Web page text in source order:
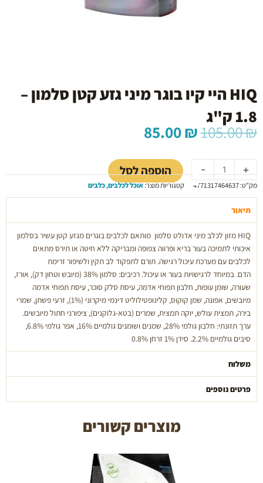
HIQ היי קיו בוגר מיני גזע קטן סלמון –
1.8 ק"ג
105.00₪ המחיר
המקורי
היה:
105.00 ₪.
85.00₪
הוא:
85.00 ₪. -
של
HIQ
היי
קיו
מיני
גזע
קטן
סלמון
-
1.8
ק"ג
+ הוספה לסל
מק"ט:4771317464637 קטגוריות מוצר:אוכל לכלבים,כלבים
תיאור
HIQ מזון לכלב מיני אדולט סלמון מותאם לכלבים בוגרים מגזע קטן עשיר בסלמון
איכותי לתמיכה בעור בריא ופרווה צפופה ומבריקה ללא חיטה או תירס מתאים
לכלבים עם מערכת עיכול רגישה. תורם לתפקוד לב תקין ולשיפור זרימת
הדם. במיוחד לרגישויות בעור או עיכול. רכיבים: סלמון 38% (מיובש וטחון דק), אורז,
שעורה, שומן עופות, חלבון תפוחי אדמה, עיסת סלק סוכר, עיסת תפוחי אדמה
מיובשים, אפונה, שמן קוקוס, קלינופטילוליט דינמי מיקרוני (1%), זרעי פשתן, שמרי
בירה, תמצית עולש, יוקה תמצית, שמרים (בטא-גלוקנים), ציפורני חתול מיובשים.
ערך תזונתי: חלבון גולמי 28%, שמנים ושומנים גולמיים 16%, אפר גולמי 6.8%,
סיבים גולמיים 2.2%. סידן 1% זרחן 0.8%
משלוח
פרטים נוספים
מוצרים קשורים